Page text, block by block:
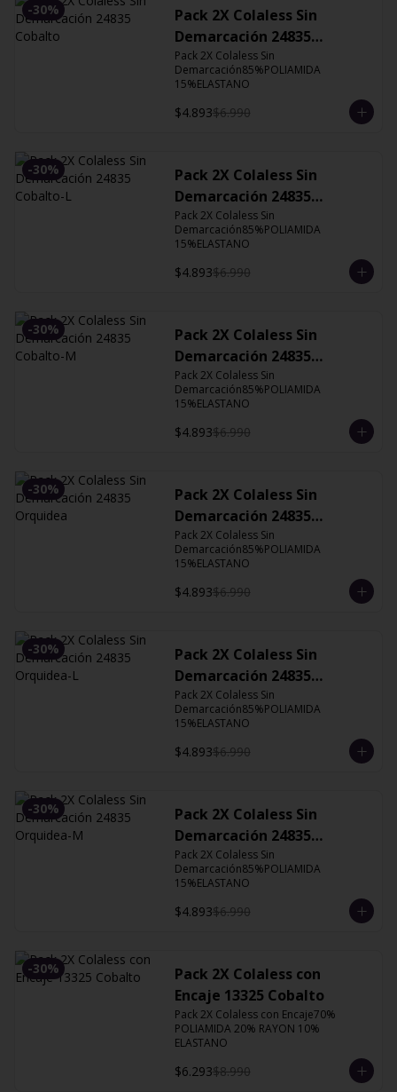
-30%
Pack 2X Colaless Sin
Demarcación 24835
Cobalto
Pack 2X Colaless Sin
Demarcación85%POLIAMIDA
15%ELASTANO
$4.893$6.990
-30%
Pack 2X Colaless Sin
Demarcación 24835
Cobalto-L
Pack 2X Colaless Sin
Demarcación85%POLIAMIDA
15%ELASTANO
$4.893$6.990
-30%
Pack 2X Colaless Sin
Demarcación 24835
Cobalto-M
Pack 2X Colaless Sin
Demarcación85%POLIAMIDA
15%ELASTANO
$4.893$6.990
-30%
Pack 2X Colaless Sin
Demarcación 24835
Orquidea
Pack 2X Colaless Sin
Demarcación85%POLIAMIDA
15%ELASTANO
$4.893$6.990
-30%
Pack 2X Colaless Sin
Demarcación 24835
Orquidea-L
Pack 2X Colaless Sin
Demarcación85%POLIAMIDA
15%ELASTANO
$4.893$6.990
-30%
Pack 2X Colaless Sin
Demarcación 24835
Orquidea-M
Pack 2X Colaless Sin
Demarcación85%POLIAMIDA
15%ELASTANO
$4.893$6.990
-30%
Pack 2X Colaless con
Encaje 13325 Cobalto
Pack 2X Colaless con Encaje70%
POLIAMIDA 20% RAYON 10%
ELASTANO
$6.293$8.990